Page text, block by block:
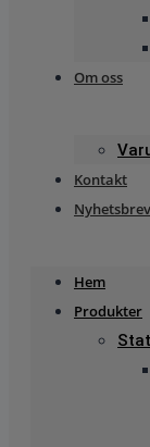
Om oss
Kontakt
Nyhetsbrev
Hem
Produkter